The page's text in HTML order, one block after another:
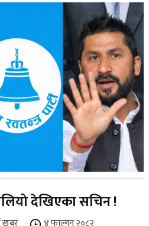
देखिएका सचिन !